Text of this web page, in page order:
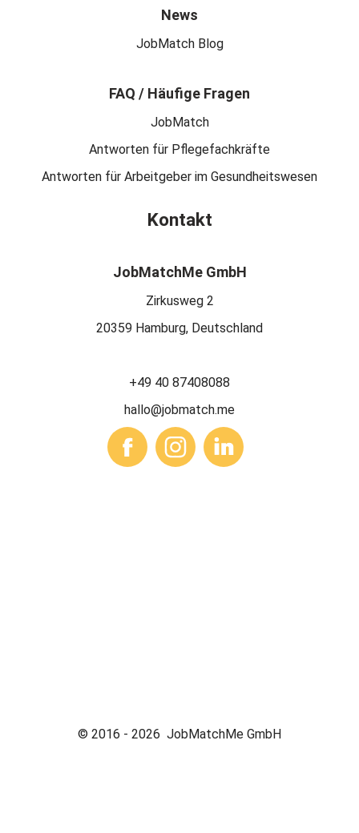
News
JobMatch Blog
FAQ / Häufige Fragen
JobMatch
Antworten für Pflegefachkräfte
Antworten für Arbeitgeber im Gesundheitswesen
Kontakt
JobMatchMe GmbH
Zirkusweg 2
20359 Hamburg, Deutschland
+49 40 87408088
hallo@jobmatch.me
© 2016 - 2026 JobMatchMe GmbH